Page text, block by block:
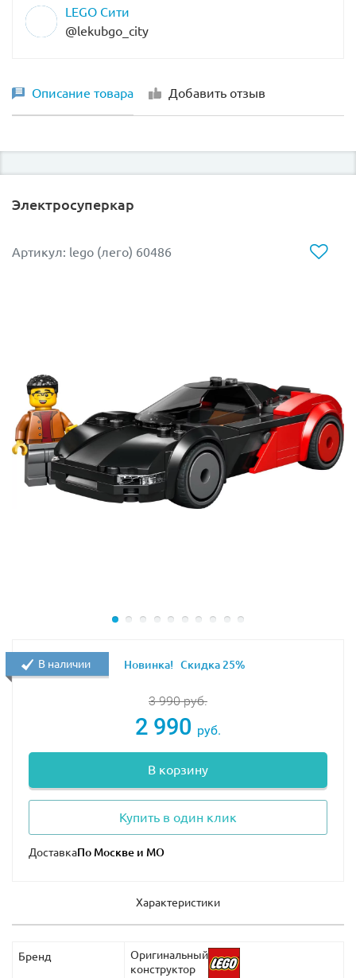
LEGO Сити
@lekubgo_city
Описание товара Добавить отзыв
Электросуперкар
Артикул: lego (лего) 60486
3 990руб.
2 990 руб.
В корзину
Купить в один клик
Доставка
В наличии Новинка! Скидка 25%
Характеристики
Бренд
Оригинальный
конструктор